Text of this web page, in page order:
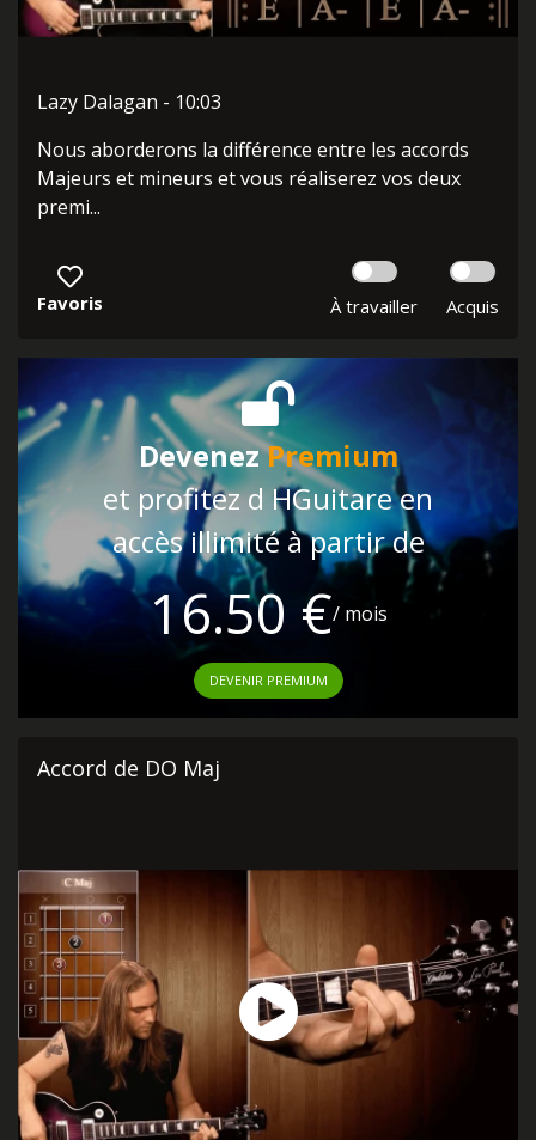
Lazy Dalagan - 10:03
Nous aborderons la différence entre les accords
Majeurs et mineurs et vous réaliserez vos deux
premi...
Favoris À travailler Acquis
DevenezPremium
et profitez d HGuitare en
accès illimité à partir de
16.50 €/ mois
DEVENIR PREMIUM
Accord de DO Maj